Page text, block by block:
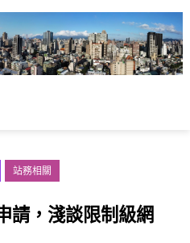
站務相關
請，淺談限制級網